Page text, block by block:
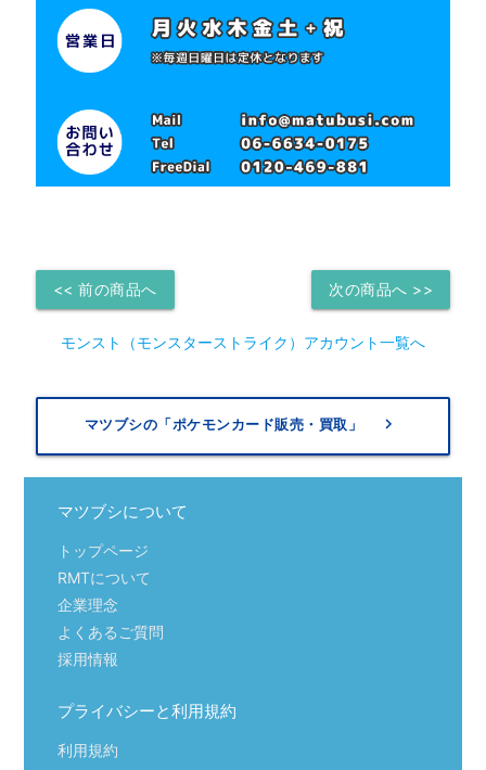
<< 前の商品へ 次の商品へ >>
モンスト（モンスターストライク）アカウント一覧へ
マツブシの「ポケモンカード販売・買取」 keyboard_arrow_right
マツブシについて
トップページ
RMTについて
企業理念
よくあるご質問
採用情報
プライバシーと利用規約
利用規約